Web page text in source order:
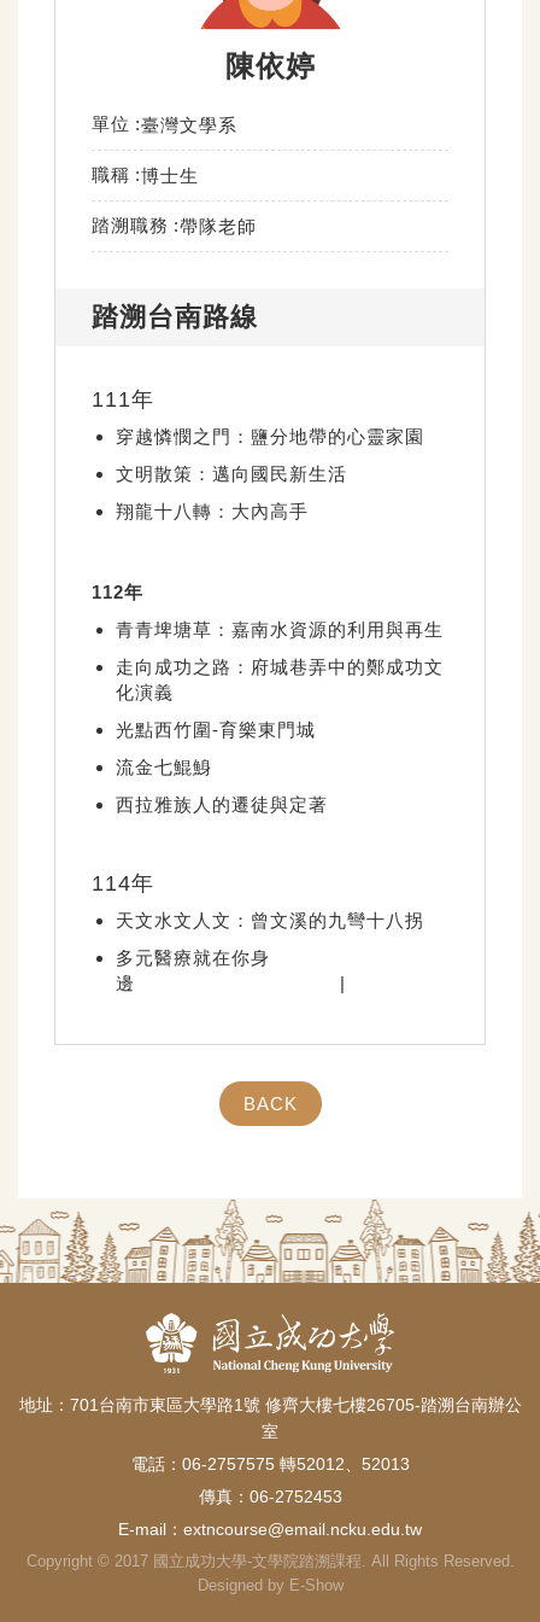
陳依婷
單位 臺灣文學系
職稱 博士生
踏溯職務 帶隊老師
踏溯台南路線
111年
穿越憐憫之門：鹽分地帶的心靈家園
文明散策：邁向國民新生活
翔龍十八轉：大內高手
112年
青青埤塘草：嘉南水資源的利用與再生
走向成功之路：府城巷弄中的鄭成功文
化演義
光點西竹圍-育樂東門城
流金七鯤鯓
西拉雅族人的遷徒與定著
114年
天文水文人文：曾文溪的九彎十八拐
多元醫療就在你身
邊 |
BACK
地址：701台南市東區大學路1號 修齊大樓七樓26705-踏溯台南辦公
室
電話：06-2757575 轉52012、52013
傳真：06-2752453
E-mail： extncourse@email.ncku.edu.tw
Copyright © 2017 國立成功大學-文學院踏溯課程. All Rights Reserved.
Designed by E-Show